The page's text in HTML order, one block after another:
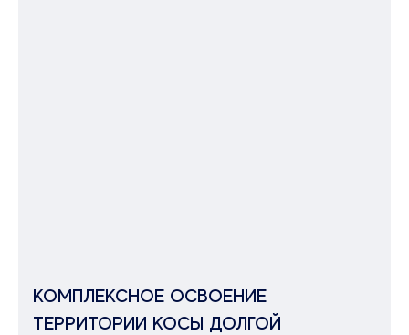
КОМПЛЕКСНОЕ ОСВОЕНИЕ
ТЕРРИТОРИИ КОСЫ ДОЛГОЙ